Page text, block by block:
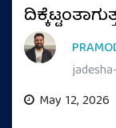
May 12, 2026